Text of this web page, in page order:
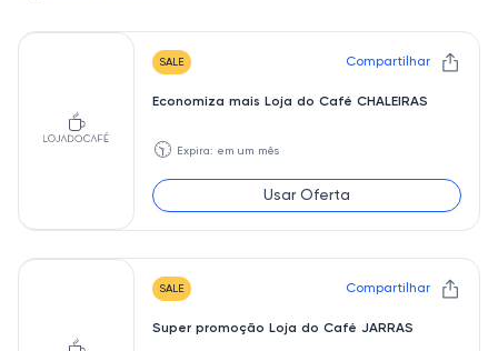
SALE Compartilhar
Economiza mais Loja do Café CHALEIRAS
🕥 Expira: em um mês
Usar Oferta
SALE Compartilhar
Super promoção Loja do Café JARRAS